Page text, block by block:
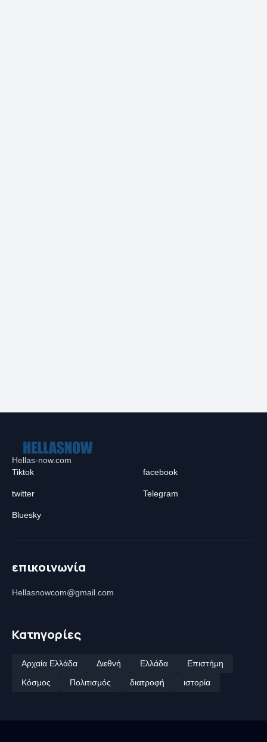
Hellas-now.com
Tiktok
facebook
twitter Telegram
Bluesky
επικοινωνία
Hellasnowcom@gmail.com
Κατηγορίες
Αρχαία Ελλάδα Διεθνή Ελλάδα
Επιστήμη
Κόσμος
Πολιτισμός διατροφή ιστορία